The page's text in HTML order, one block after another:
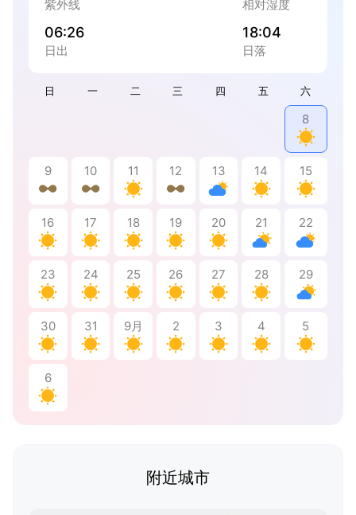
日 一 二 三 四 五 六
8
9 10 11 12 13 14 15
16 17 18 19 20 21 22
23 24 25 26 27 28 29
30 31 9月 2 3 4 5
6
紫外线 相对湿度
06:26
日出
18:04
日落
附近城市